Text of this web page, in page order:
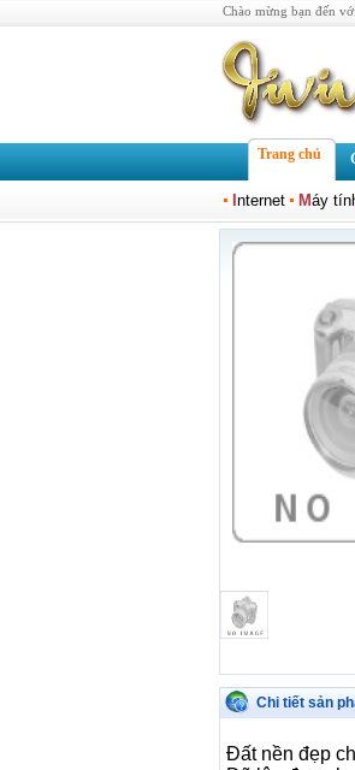
Chào mừng bạn đến
Trang chủ
nternet Máy
Chi tiết sản
Đất nền đẹp